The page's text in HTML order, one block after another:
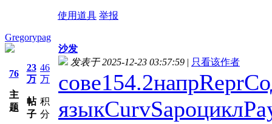
使用道具 举报
Gregorypag
76
主
题
23
万
帖
子
46
万
积
分
沙发
发表于 2025-12-23 03:57:59 | 只看该作者
сове154.2напрRepr
языкCurvSapoцикл